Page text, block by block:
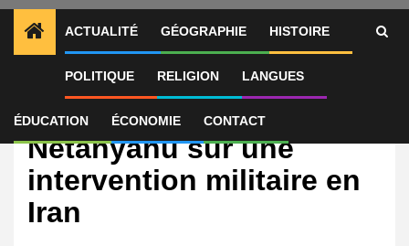
ACTUALITÉ GÉOGRAPHIE HISTOIRE
POLITIQUE RELIGION LANGUES
ÉDUCATION ÉCONOMIE CONTACT
International
Le flou de Benjamin
Netanyahu sur une
intervention militaire en
Iran